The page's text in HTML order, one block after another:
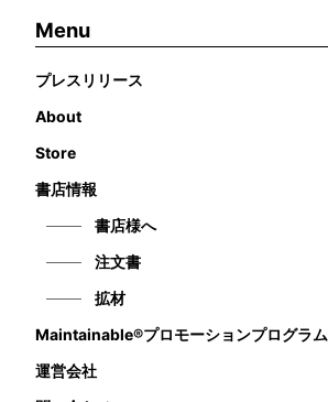
Menu
プレスリリース
About
Store
書店情報
書店様へ
注文書
拡材
Maintainable®プロモーションプログラム
運営会社